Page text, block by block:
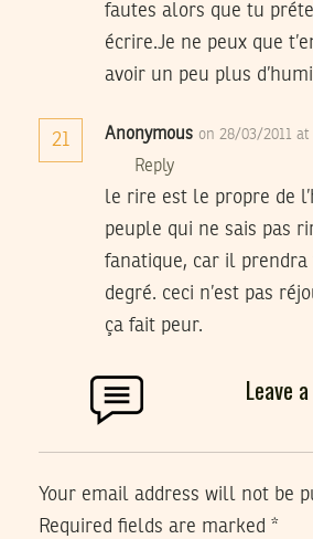
fautes alors que tu
écrire.Je ne peux que
avoir un peu plus
21 Anonymous on 28/03/2011 at
Reply
le rire est le propre de
peuple qui ne sais pas
fanatique, car il
degré. ceci n’est pas
ça fait peur.
Leave
Your email address will not be
Required fields are marked *